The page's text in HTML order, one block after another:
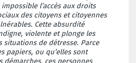
l’accès aux droits
des citoyens et citoyennes
Cette absurdité
violente et plonge les
situations de détresse. Parce
papiers, ou qu’elles sont
démarches, ces personnes